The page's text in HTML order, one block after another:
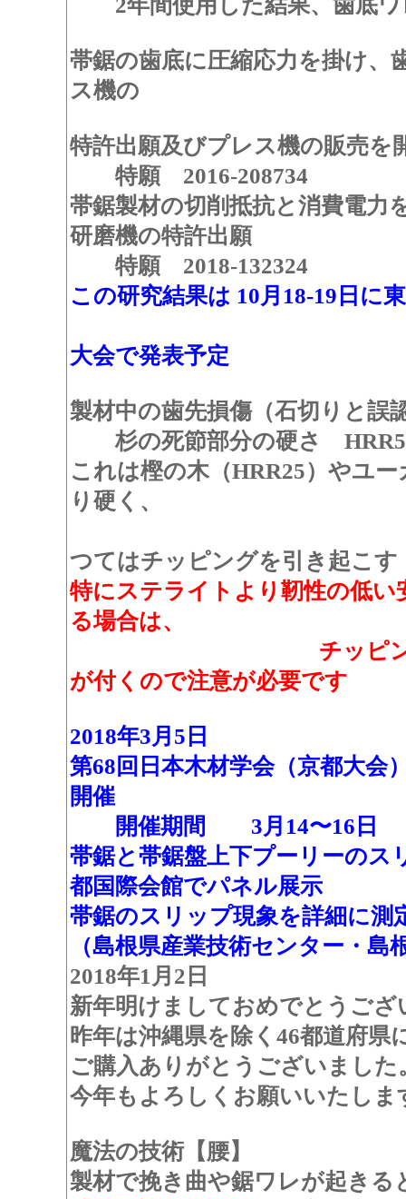
帯鋸の歯底に圧縮応力を掛け、
ス機の
特許出願及びプレス機の販売を
特願 2016-208734
帯鋸製材の切削抵抗と消費電力
研磨機の特許出願
特願 2018-132324
この研究結果は 10月18-19日に
大会で発表予定
製材中の歯先損傷（石切りと誤
杉の死節部分の硬さ
これは樫の木（HRR25）やユ
り硬く、
つてはチッピングを引き起こす
特にステライトより靭性の低
る場合は、
チッピング
が付くので注意が必要です
2018年3月5日
第68回日本木材学会（京都大会
開催
開催期間 3月14〜16日
帯鋸と帯鋸盤上下プーリーのス
都国際会館でパネル展示
帯鋸のスリップ現象を詳細に測
（島根県産業技術センター・
2018年1月2日
新年明けましておめでとうござ
昨年は沖縄県を除く46都道府
ご購入ありがとうございました
今年もよろしくお願いいたしま
魔法の技術【腰】
製材で挽き曲や鋸ワレが起きる